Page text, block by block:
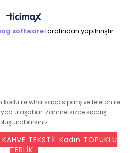
softwaretarafından yapılmıştır.
kodu ile whatsapp sipariş ve telefon ile
ulaşabilir. Zahmetsizce sipariş
TEKSTİL Kadın TOPUKLU
TERLİK